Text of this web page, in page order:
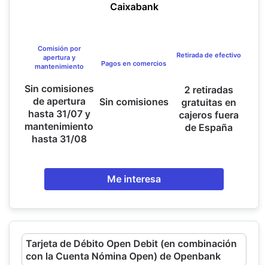
Caixabank
Comisión por
apertura y
mantenimiento
Sin comisiones
de apertura
hasta 31/07 y
mantenimiento
hasta 31/08
Pagos en comercios
Sin comisiones
Retirada de efectivo
2 retiradas
gratuitas en
cajeros fuera
de España
Me interesa
Tarjeta de Débito Open Debit (en combinación
con la Cuenta Nómina Open) de Openbank